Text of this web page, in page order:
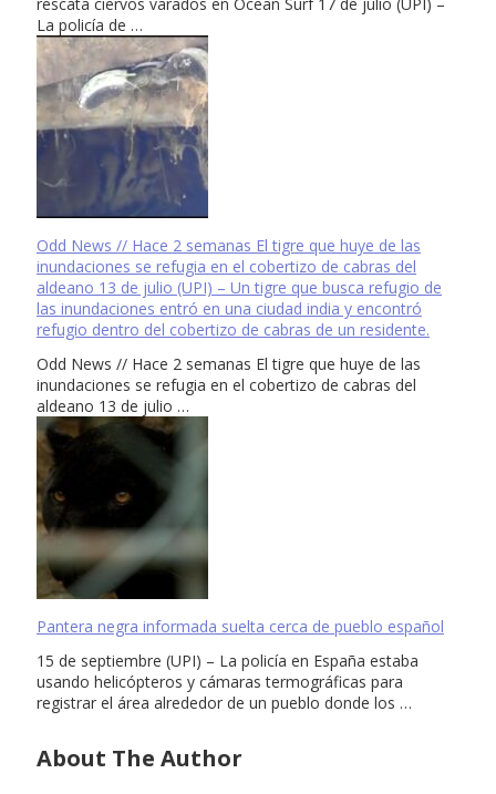
La policía de …
Odd News // Hace 2 semanas El tigre que huye de las
inundaciones se refugia en el cobertizo de cabras del
aldeano 13 de julio (UPI) – Un tigre que busca refugio de
las inundaciones entró en una ciudad india y encontró
refugio dentro del cobertizo de cabras de un residente.
Odd News // Hace 2 semanas El tigre que huye de las
inundaciones se refugia en el cobertizo de cabras del
aldeano 13 de julio …
Pantera negra informada suelta cerca de pueblo español
15 de septiembre (UPI) – La policía en España estaba
usando helicópteros y cámaras termográficas para
registrar el área alrededor de un pueblo donde los …
About The Author